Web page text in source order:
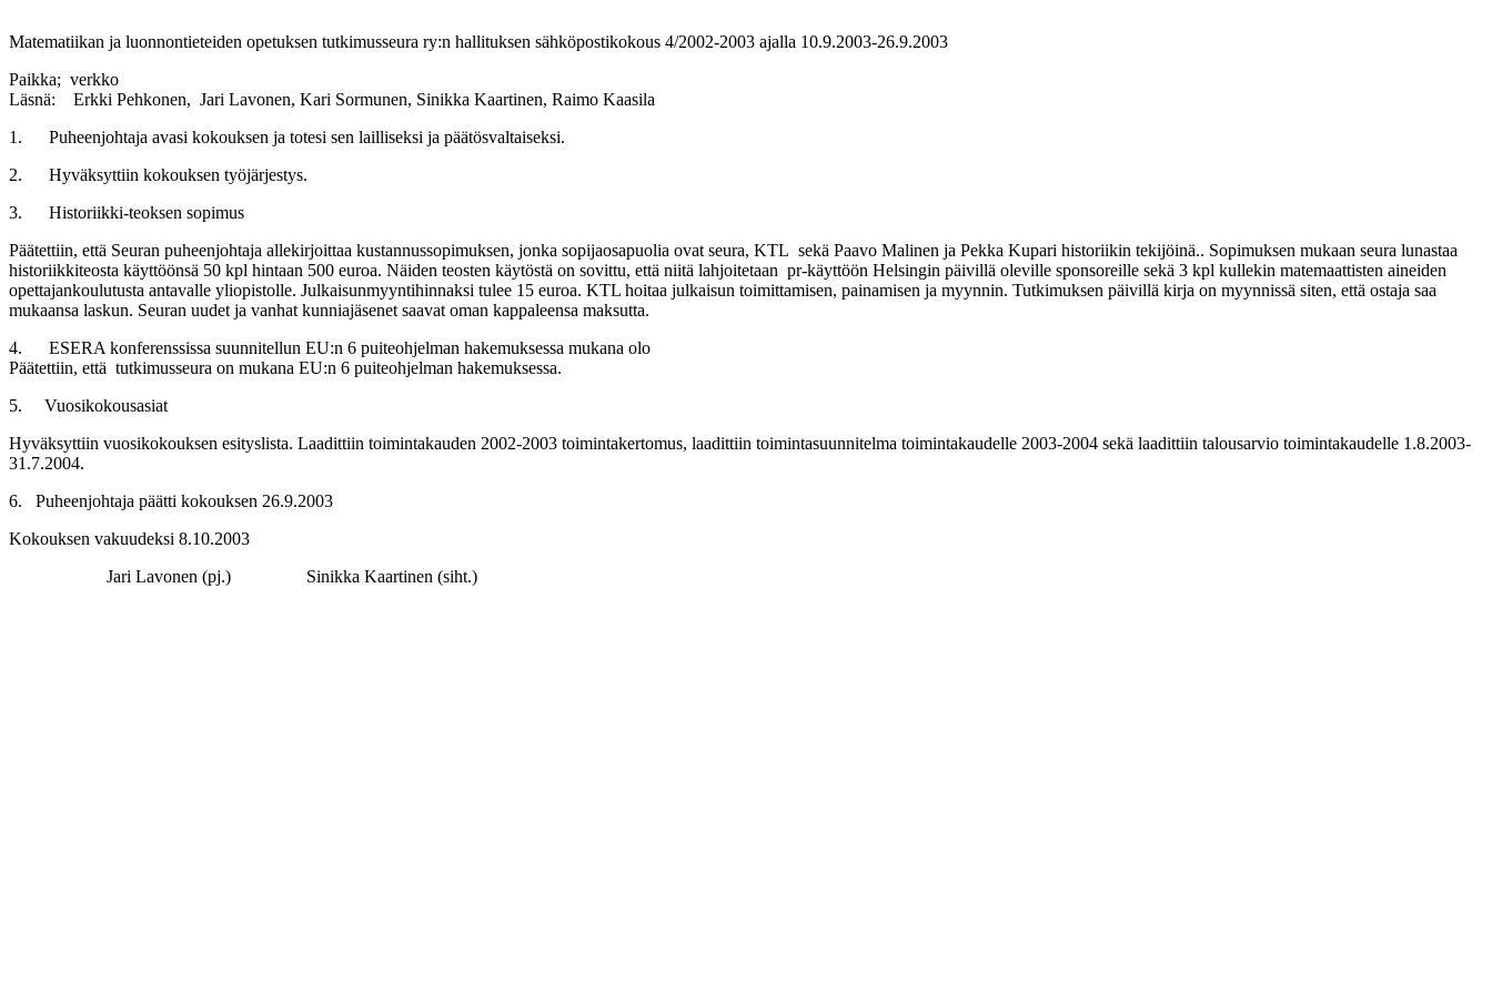
Matematiikan ja luonnontieteiden opetuksen tutkimusseura ry:n hallituksen sähköpostikokous 4/2002-2003 ajalla 10.9.2003-26.9.2003
Paikka; verkko
Läsnä: Erkki Pehkonen, Jari Lavonen, Kari Sormunen, Sinikka Kaartinen, Raimo Kaasila
1. Puheenjohtaja avasi kokouksen ja totesi sen lailliseksi ja päätösvaltaiseksi.
2. Hyväksyttiin kokouksen työjärjestys.
3. Historiikki-teoksen sopimus
Päätettiin, että Seuran puheenjohtaja allekirjoittaa kustannussopimuksen, jonka sopijaosapuolia ovat seura, KTL sekä Paavo Malinen ja Pekka Kupari historiikin tekijöinä.. Sopimuksen mukaan seura lunastaa
historiikkiteosta käyttöönsä 50 kpl hintaan 500 euroa. Näiden teosten käytöstä on sovittu, että niitä lahjoitetaan pr-käyttöön Helsingin päivillä oleville sponsoreille sekä 3 kpl kullekin matemaattisten aineiden
opettajankoulutusta antavalle yliopistolle. Julkaisunmyyntihinnaksi tulee 15 euroa. KTL hoitaa julkaisun toimittamisen, painamisen ja myynnin. Tutkimuksen päivillä kirja on myynnissä siten, että ostaja saa
mukaansa laskun. Seuran uudet ja vanhat kunniajäsenet saavat oman kappaleensa maksutta.
4. ESERA konferenssissa suunnitellun EU:n 6 puiteohjelman hakemuksessa mukana olo
Päätettiin, että tutkimusseura on mukana EU:n 6 puiteohjelman hakemuksessa.
5. Vuosikokousasiat
Hyväksyttiin vuosikokouksen esityslista. Laadittiin toimintakauden 2002-2003 toimintakertomus, laadittiin toimintasuunnitelma toimintakaudelle 2003-2004 sekä laadittiin talousarvio toimintakaudelle 1.8.2003-
31.7.2004.
6. Puheenjohtaja päätti kokouksen 26.9.2003
Kokouksen vakuudeksi 8.10.2003
Jari Lavonen (pj.) Sinikka Kaartinen (siht.)